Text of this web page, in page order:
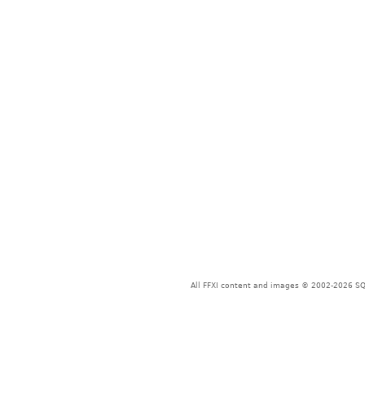
All FFXI content and images © 2002-2026